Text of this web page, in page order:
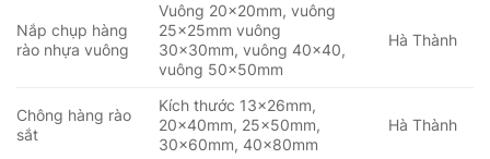
Nắp chụp hàng
rào nhựa vuông
Vuông 20x20mm, vuông
25x25mm vuông
30x30mm, vuông 40×40,
vuông 50x50mm
Hà Thành
Chông hàng rào
sắt
Kích thước 13x26mm,
20x40mm, 25x50mm,
30x60mm, 40x80mm
Hà Thành